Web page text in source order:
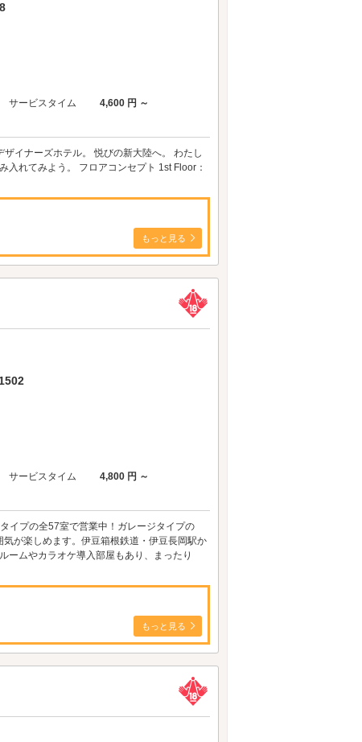
サービスタイム
4,600 円 ～
イナーズホテル。 悦びの新大陸へ。 わたし
れてみよう。 フロアコンセプト 1st Floor：
もっと見る
サービスタイム
4,800 円 ～
イプの全57室で営業中！ガレージタイプの
が楽しめます。伊豆箱根鉄道・伊豆長岡駅か
ームやカラオケ導入部屋もあり、まったり
もっと見る